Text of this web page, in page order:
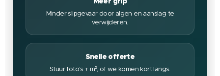
Minder slipgevaar door algen en aanslag te
verwijderen.
Snelle offerte
Stuur foto’s + m², of we komen kort langs.